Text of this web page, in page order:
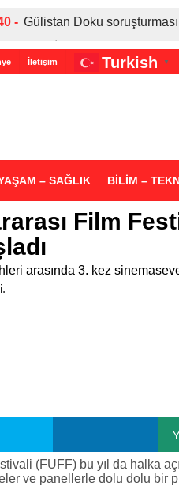
- Gülistan Doku
- ABD-İran gerilimi Türkiye’yi
- Bir sigara grubuna daha
İletişim Turkish ▼
– SAĞLIK BİLİM –
Film
arasında 3. kez
(FUFF) bu yıl da halka
ve panellerle dolu dolu bir